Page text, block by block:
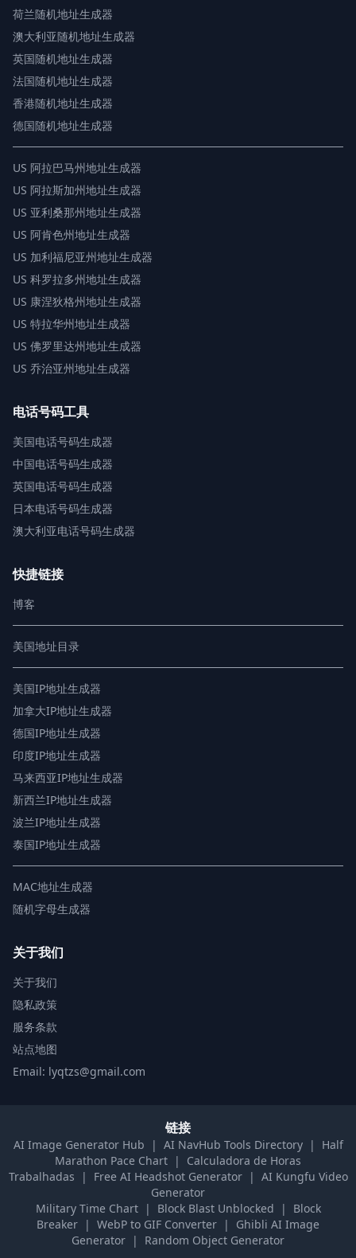
荷兰随机地址生成器
澳大利亚随机地址生成器
英国随机地址生成器
法国随机地址生成器
香港随机地址生成器
德国随机地址生成器
US 阿拉巴马州地址生成器
US 阿拉斯加州地址生成器
US 亚利桑那州地址生成器
US 阿肯色州地址生成器
US 加利福尼亚州地址生成器
US 科罗拉多州地址生成器
US 康涅狄格州地址生成器
US 特拉华州地址生成器
US 佛罗里达州地址生成器
US 乔治亚州地址生成器
电话号码工具
美国电话号码生成器
中国电话号码生成器
英国电话号码生成器
日本电话号码生成器
澳大利亚电话号码生成器
快捷链接
博客
美国地址目录
美国IP地址生成器
加拿大IP地址生成器
德国IP地址生成器
印度IP地址生成器
马来西亚IP地址生成器
新西兰IP地址生成器
波兰IP地址生成器
泰国IP地址生成器
MAC地址生成器
随机字母生成器
关于我们
关于我们
隐私政策
服务条款
站点地图
Email: lyqtzs@gmail.com
链接
AI Image Generator Hub | AI NavHub Tools Directory |
Half
Marathon Pace Chart |
Calculadora de Horas
Trabalhadas
| Free AI Headshot Generator | AI Kungfu Video
Generator
Military Time Chart
| Block Blast Unblocked |
Block
Breaker | WebP to GIF Converter |
Ghibli AI Image
Generator | Random Object Generator